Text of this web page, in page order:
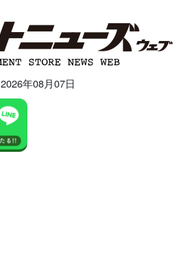
2026年08月07日